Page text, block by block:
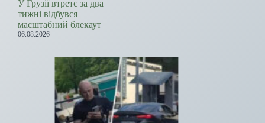
У Грузії втретє за два
тижні відбувся
масштабний блекаут
06.08.2026